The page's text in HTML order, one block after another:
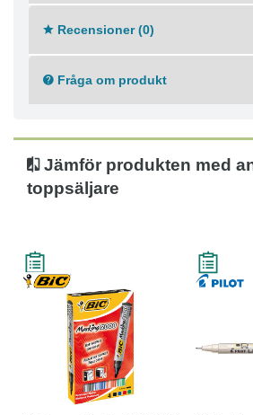
Recensioner (0)
Fråga om produkt
Jämför produkten med
toppsäljare